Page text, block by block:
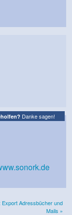
Danke sagen!
Export Adressbücher und
Mails »